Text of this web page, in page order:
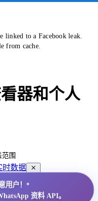
linked to a Facebook leak.
from cache.
器和个人
围
时数据
用户！ •
资料 API。